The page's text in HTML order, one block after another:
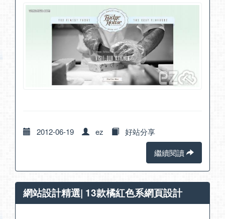
2012-06-19 ez
好站分享
繼續閱讀
網站設計精選| 13款橘紅色系網頁設計